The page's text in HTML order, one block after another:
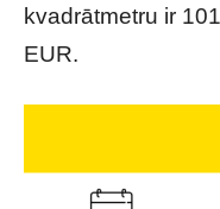
kvadrātmetru ir
EUR.